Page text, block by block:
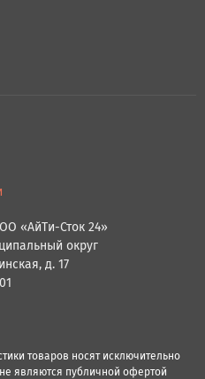
«АйТи-Сток 24»
округ
д. 17
товаров носят исключительно
являются публичной офертой